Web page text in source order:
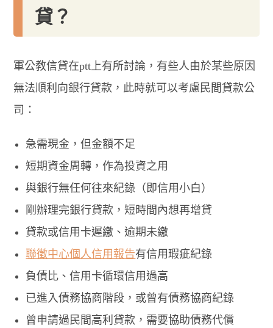
貸？
軍公教信貸在ptt上有所討論，有些人由於某些原因
無法順利向銀行貸款，此時就可以考慮民間貸款公
司：
急需現金，但金額不足
短期資金周轉，作為投資之用
與銀行無任何往來紀錄（即信用小白）
剛辦理完銀行貸款，短時間內想再增貸
貸款或信用卡遲繳、逾期未繳
聯徵中心個人信用報告有信用瑕疵紀錄
負債比、信用卡循環信用過高
已進入債務協商階段，或曾有債務協商紀錄
曾申請過民間高利貸款，需要協助債務代償